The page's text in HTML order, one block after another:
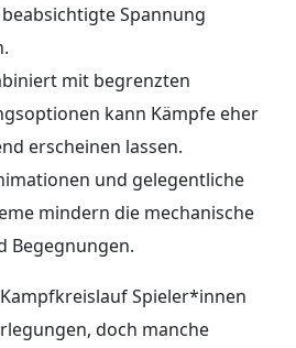
Spannung
mit begrenzten
kann Kämpfe eher
erscheinen lassen.
und gelegentliche
mindern die mechanische
Begegnungen.
Spieler*innen
doch manche